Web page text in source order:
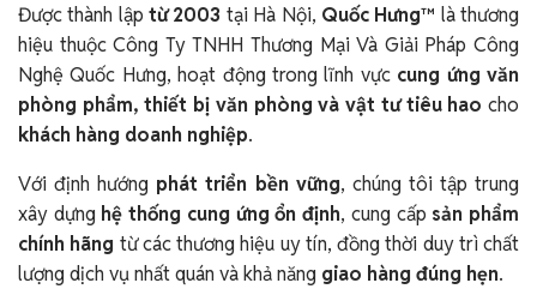
Được thành lậptừ 2003 tại Hà Nội, Quốc Hưng™ là thương
hiệu thuộc Công Ty TNHH Thương Mại Và Giải Pháp Công
Nghệ Quốc Hưng, hoạt động trong lĩnh vực cung ứng văn
phòng phẩm, thiết bị văn phòng và vật tư tiêu hao cho
khách hàng doanh nghiệp.
Với định hướng phát triển bền vững, chúng tôi tập trung
xây dựng hệ thống cung ứng ổn định, cung cấp sản phẩm
chính hãng từ các thương hiệu uy tín, đồng thời duy trì chất
lượng dịch vụ nhất quán và khả năng giao hàng đúng hẹn.